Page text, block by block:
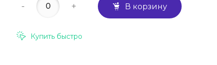
- + В корзину
Купить быстро